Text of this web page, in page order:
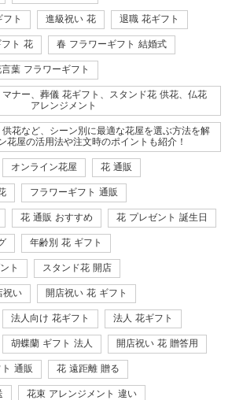
ト 進級祝い 花 退職 花ギフト
ト 花 春 フラワーギフト 結婚式
言葉 フラワーギフト
ナー、葬儀 花ギフト、スタンド花 供花、仏花
アレンジメント
花など、シーン別に最適な花屋を選ぶ方法を解
花屋の活用法や注文時のポイントも紹介！
オンライン花屋 花 通販
フラワーギフト 通販
花 通販 おすすめ 花 プレゼント 誕生日
年齢別 花 ギフト
ト スタンド花 開店
祝い 開店祝い 花 ギフト
法人向け 花ギフト 法人 花ギフト
胡蝶蘭 ギフト 法人 開店祝い 花 贈答用
通販 花 遠距離 贈る
花束 アレンジメント 違い